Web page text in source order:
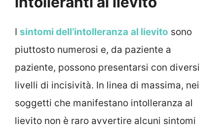
I sintomi dell’intolleranza al lievito sono
piuttosto numerosi e, da paziente a
paziente, possono presentarsi con diversi
livelli di incisività. In linea di massima, nei
soggetti che manifestano intolleranza al
lievito non è raro avvertire alcuni sintomi